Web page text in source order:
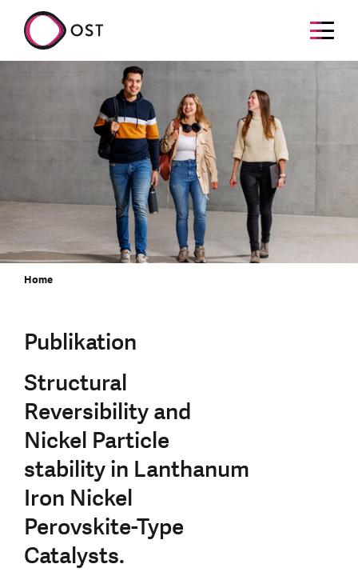
Home
Publikation
Structural
Reversibility and
Nickel Particle
stability in Lanthanum
Iron Nickel
Perovskite-Type
Catalysts.